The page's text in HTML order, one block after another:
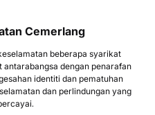
Cemerlang
beberapa syarikat
dengan penarafan
identiti dan pematuhan
dan perlindungan yang